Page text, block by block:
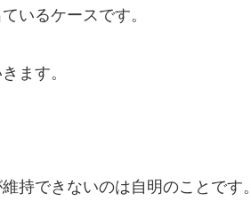
いるケースです。
ます。
持できないのは自明のことです。